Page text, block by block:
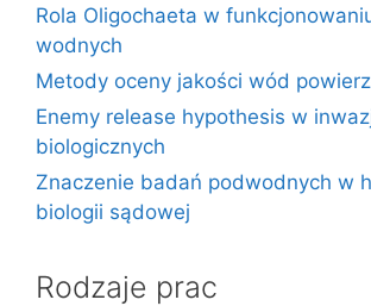
Rola Oligochaeta w
wodnych
Metody oceny jakości wód
Enemy release hypothesis w
biologicznych
Znaczenie badań podwodnych w
biologii sądowej
Rodzaje prac